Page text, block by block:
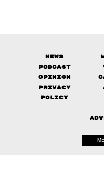
News
Podcast
Opinion
Privacy
Policy